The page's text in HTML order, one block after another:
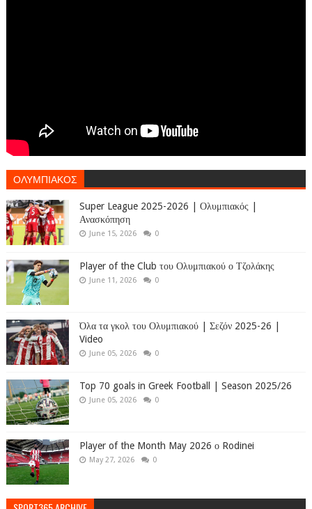
ΟΛΥΜΠΙΑΚΟΣ
Super League 2025-2026 | Ολυμπιακός |
Ανασκόπηση
June 15, 2026 0
Player of the Club του Ολυμπιακού ο Τζολάκης
June 11, 2026 0
Όλα τα γκολ του Ολυμπιακού | Σεζόν 2025-26 |
Video
June 05, 2026 0
Top 70 goals in Greek Football | Season 2025/26
June 05, 2026 0
Player of the Month May 2026 ο Rodinei
May 27, 2026 0